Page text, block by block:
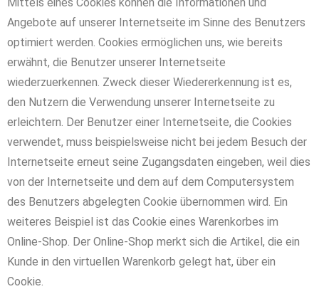
Angebote auf unserer Internetseite im Sinne des Benutzers
optimiert werden. Cookies ermöglichen uns, wie bereits
erwähnt, die Benutzer unserer Internetseite
wiederzuerkennen. Zweck dieser Wiedererkennung ist es,
den Nutzern die Verwendung unserer Internetseite zu
erleichtern. Der Benutzer einer Internetseite, die Cookies
verwendet, muss beispielsweise nicht bei jedem Besuch der
Internetseite erneut seine Zugangsdaten eingeben, weil dies
von der Internetseite und dem auf dem Computersystem
des Benutzers abgelegten Cookie übernommen wird. Ein
weiteres Beispiel ist das Cookie eines Warenkorbes im
Online-Shop. Der Online-Shop merkt sich die Artikel, die ein
Kunde in den virtuellen Warenkorb gelegt hat, über ein
Cookie.